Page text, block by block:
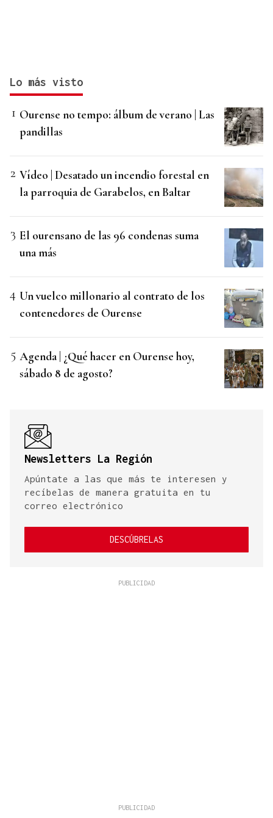
Lo más visto
Ourense no tempo: álbum de verano | Las
pandillas
Vídeo | Desatado un incendio forestal en
la parroquia de Garabelos, en Baltar
El ourensano de las 96 condenas suma
una más
Un vuelco millonario al contrato de los
contenedores de Ourense
Agenda | ¿Qué hacer en Ourense hoy,
sábado 8 de agosto?
Newsletters La Región
Apúntate a las que más te interesen y
recíbelas de manera gratuita en tu
correo electrónico
DESCÚBRELAS